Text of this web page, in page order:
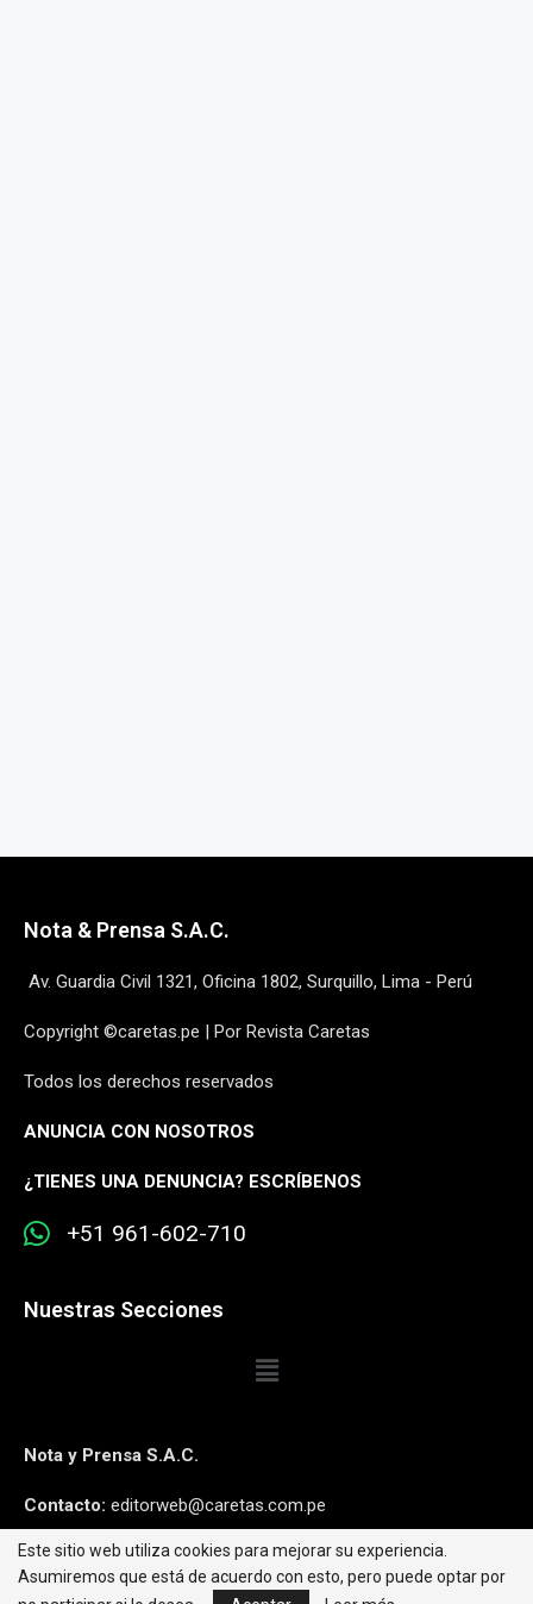
Nota & Prensa S.A.C.
Av. Guardia Civil 1321, Oficina 1802, Surquillo, Lima - Perú
Copyright ©caretas.pe | Por Revista Caretas
Todos los derechos reservados
ANUNCIA CON NOSOTROS
¿TIENES UNA DENUNCIA? ESCRÍBENOS
+51 961-602-710
Nuestras Secciones
Nota y Prensa S.A.C.
Contacto: editorweb@caretas.com.pe
Síguenos:
Este sitio web utiliza cookies para mejorar su experiencia.
Asumiremos que está de acuerdo con esto, pero puede optar por